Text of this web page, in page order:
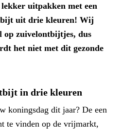
uitpakken met een
uit drie kleuren! Wij
op zuivelontbijtjes, dus
het niet met dit gezonde
in drie kleuren
koningsdag dit jaar? De een
te vinden op de vrijmarkt,